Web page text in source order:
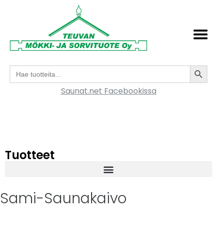
Search
for:
Saunat.net Facebookissa
Tuotteet
Sami-Saunakaivo